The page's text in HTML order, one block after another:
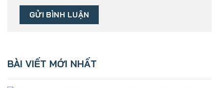
BÀI VIẾT MỚI NHẤT